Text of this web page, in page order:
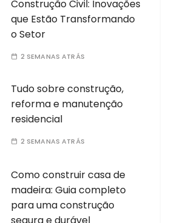
Construção Civil: Inovações
que Estão Transformando
o Setor
2 SEMANAS ATRÁS
Tudo sobre construção,
reforma e manutenção
residencial
2 SEMANAS ATRÁS
Como construir casa de
madeira: Guia completo
para uma construção
segura e durável